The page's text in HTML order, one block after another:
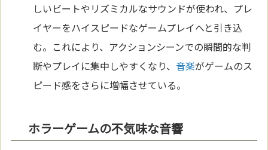
しいビートやリズミカルなサウンドが使われ、プレ
イヤーをハイスピードなゲームプレイへと引き込
む。これにより、アクションシーンでの瞬間的な判
断やプレイに集中しやすくなり、音楽がゲームのス
ピード感をさらに増幅させている。
ホラーゲームの不気味な音響